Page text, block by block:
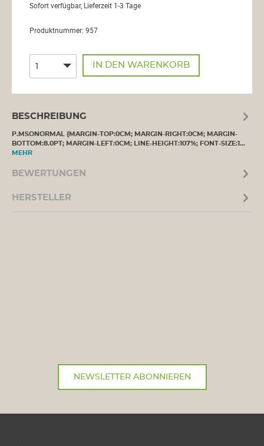
Sofort verfügbar, Lieferzeit 1-3 Tage
Produktnummer: 957
IN DEN WARENKORB
BESCHREIBUNG
P.MSONORMAL {MARGIN-TOP:0CM; MARGIN-RIGHT:0CM; MARGIN-
BOTTOM:8.0PT; MARGIN-LEFT:0CM; LINE-HEIGHT:107%; FONT-SIZE:1…
MEHR
BEWERTUNGEN
HERSTELLER
NEWSLETTER ABONNIEREN